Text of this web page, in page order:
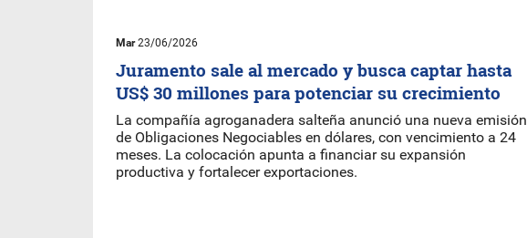
Mar23/06/2026
Juramento sale al mercado y busca captar hasta
US$ 30 millones para potenciar su crecimiento
La compañía agroganadera salteña anunció una nueva emisión
de Obligaciones Negociables en dólares, con vencimiento a 24
meses. La colocación apunta a financiar su expansión
productiva y fortalecer exportaciones.